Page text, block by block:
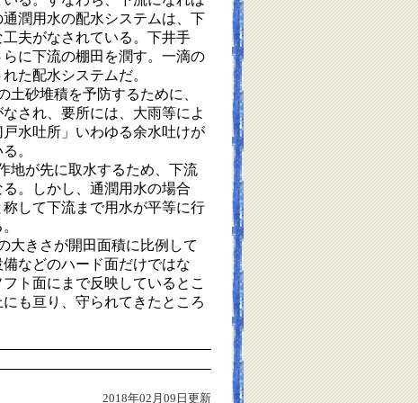
潤用水の配水システムは、下
夫がなされている。下井手
に下流の棚田を潤す。一滴の
た配水システムだ。
砂堆積を予防するために、
され、要所には、大雨等によ
水吐所」いわゆる余水吐けが
。
地が先に取水するため、下流
。しかし、通潤用水の場合
して下流まで用水が平等に行
大きさが開田面積に比例して
などのハード面だけではな
ト面にまで反映しているとこ
も亘り、守られてきたところ
2018年02月09日更新